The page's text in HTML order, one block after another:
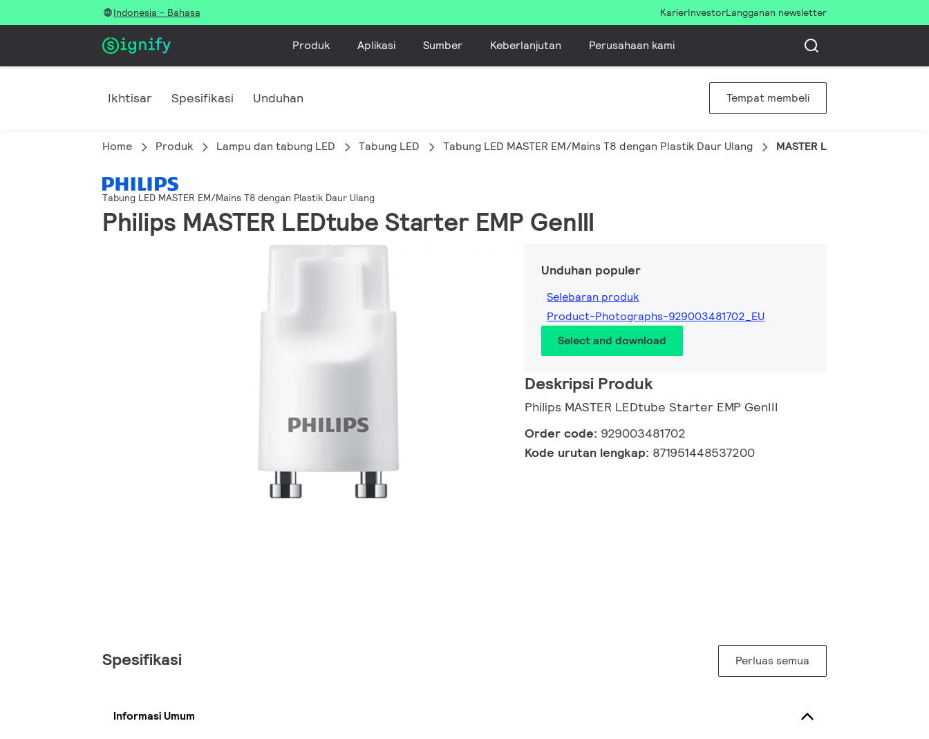
Indonesia - Bahasa KarierInvestorLangganan newsletter
Produk Aplikasi Sumber Keberlanjutan Perusahaan kami
Ikhtisar Spesifikasi Unduhan Tempat membeli
Home Produk Lampu dan tabung LED Tabung LED Tabung LED MASTER EM/Mains T8 dengan Plastik Daur Ulang MASTER LEDtube Starter
Tabung LED MASTER EM/Mains T8 dengan Plastik Daur Ulang
Philips MASTER LEDtube Starter EMP GenIII
Unduhan populer
Selebaran produk
Product-Photographs-929003481702_EU
Select and download
Deskripsi Produk
Philips MASTER LEDtube Starter EMP GenIII
Order code: 929003481702
Kode urutan lengkap: 871951448537200
Spesifikasi Perluas semua
Informasi Umum